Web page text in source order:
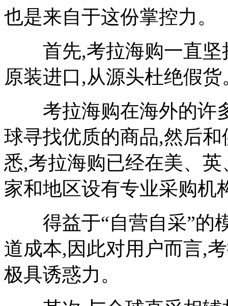
也是来自于这份掌控力。
首先,考拉海购一直坚
原装进口,从源头杜绝假货
考拉海购在海外的许
球寻找优质的商品,然后
悉,考拉海购已经在美、
家和地区设有专业采购机
得益于“自营自采”的
道成本,因此对用户而言,
极具诱惑力。